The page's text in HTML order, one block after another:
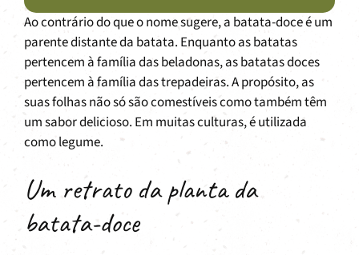
Ao contrário do que o nome sugere, a batata-doce é um
parente distante da batata. Enquanto as batatas
pertencem à família das beladonas, as batatas doces
pertencem à família das trepadeiras. A propósito, as
suas folhas não só são comestíveis como também têm
um sabor delicioso. Em muitas culturas, é utilizada
como legume.
Um retrato da planta da
batata-doce